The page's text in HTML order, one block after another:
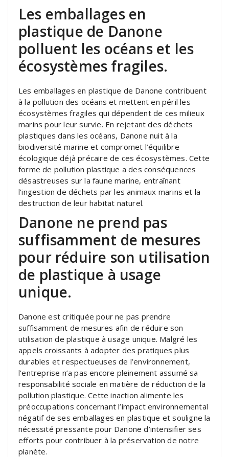
Les emballages en
plastique de Danone
polluent les océans et les
écosystèmes fragiles.
Les emballages en plastique de Danone contribuent
à la pollution des océans et mettent en péril les
écosystèmes fragiles qui dépendent de ces milieux
marins pour leur survie. En rejetant des déchets
plastiques dans les océans, Danone nuit à la
biodiversité marine et compromet l’équilibre
écologique déjà précaire de ces écosystèmes. Cette
forme de pollution plastique a des conséquences
désastreuses sur la faune marine, entraînant
l’ingestion de déchets par les animaux marins et la
destruction de leur habitat naturel.
Danone ne prend pas
suffisamment de mesures
pour réduire son utilisation
de plastique à usage
unique.
Danone est critiquée pour ne pas prendre
suffisamment de mesures afin de réduire son
utilisation de plastique à usage unique. Malgré les
appels croissants à adopter des pratiques plus
durables et respectueuses de l’environnement,
l’entreprise n’a pas encore pleinement assumé sa
responsabilité sociale en matière de réduction de la
pollution plastique. Cette inaction alimente les
préoccupations concernant l’impact environnemental
négatif de ses emballages en plastique et souligne la
nécessité pressante pour Danone d’intensifier ses
efforts pour contribuer à la préservation de notre
planète.